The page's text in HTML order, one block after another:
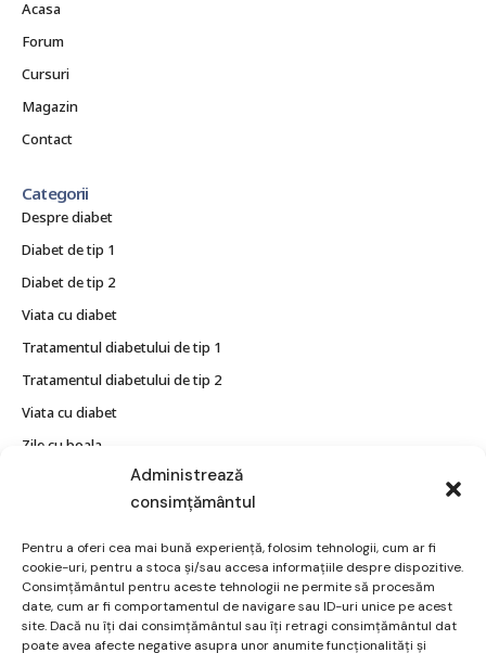
Administrează
consimțământul
Pentru a oferi cea mai bună experiență, folosim tehnologii, cum ar fi
cookie-uri, pentru a stoca și/sau accesa informațiile despre dispozitive.
Consimțământul pentru aceste tehnologii ne permite să procesăm
date, cum ar fi comportamentul de navigare sau ID-uri unice pe acest
site. Dacă nu îți dai consimțământul sau îți retragi consimțământul dat
poate avea afecte negative asupra unor anumite funcționalități și
Acasa
Forum
Cursuri
Magazin
Contact
Categorii
Despre diabet
Diabet de tip 1
Diabet de tip 2
Viata cu diabet
Tratamentul diabetului de tip 1
Tratamentul diabetului de tip 2
Viata cu diabet
Zile cu boala
Cauze
Glicemia
Alimentatie